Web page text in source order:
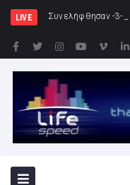
LIVE Συνελήφθησαν -3-